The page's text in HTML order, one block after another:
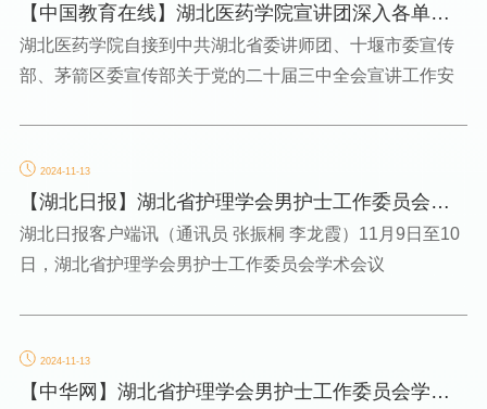
【中国教育在线】湖北医药学院宣讲团深入各单位
宣讲党的二十届三...
湖北医药学院自接到中共湖北省委讲师团、十堰市委宣传
部、茅箭区委宣传部关于党的二十届三中全会宣讲工作安
2024-11-13
【湖北日报】湖北省护理学会男护士工作委员会学
术会议在湖北医药...
湖北日报客户端讯（通讯员 张振桐 李龙霞）11月9日至10
日，湖北省护理学会男护士工作委员会学术会议
2024-11-13
【中华网】湖北省护理学会男护士工作委员会学术